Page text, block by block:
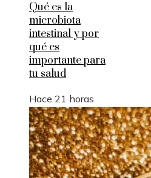
Qué es la
microbiota
intestinal y por
qué es
importante para
tu salud
Hace 21 horas